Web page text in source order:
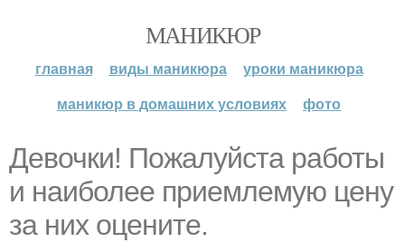
МАНИКЮР
главная виды маникюра
уроки маникюра
маникюр в домашних условиях
фото
Девочки! Пожалуйста работы
и наиболее приемлемую цену
за них оцените.